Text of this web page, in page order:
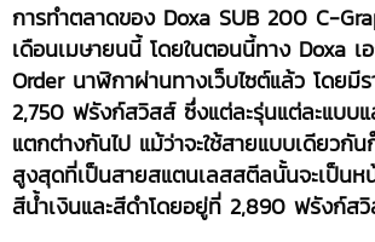
การทำตลาดของ Doxa SUB 200 C-
เดือนเมษายนนี้ โดยในตอนนี้ทาง Doxa เ
Order นาฬิกาผ่านทางเว็บไซต์แล้ว โดยมี
2,750 ฟรังก์สวิสส์ ซึ่งแต่ละรุ่นแต่ละแบบแ
แตกต่างกันไป แม้ว่าจะใช้สายแบบเดียวกั
สูงสุดที่เป็นสายสแตนเลสสตีลนั้นจะเป็นห
สีน้ำเงินและสีดำโดยอยู่ที่ 2,890 ฟรังก์ส